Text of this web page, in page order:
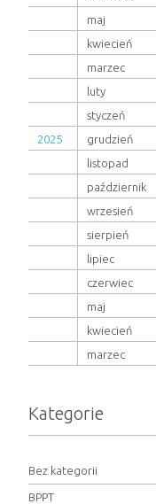
maj
kwiecień
marzec
luty
styczeń
2025
grudzień
listopad
październik
wrzesień
sierpień
lipiec
czerwiec
maj
kwiecień
marzec
Kategorie
Bez kategorii
BPPT